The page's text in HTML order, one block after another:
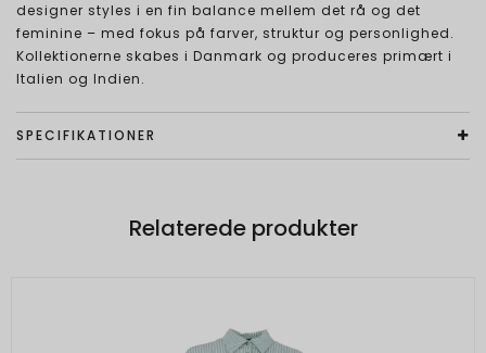
designer styles i en fin balance mellem det rå og det
feminine – med fokus på farver, struktur og personlighed.
Kollektionerne skabes i Danmark og produceres primært i
Italien og Indien.
SPECIFIKATIONER
Relaterede produkter